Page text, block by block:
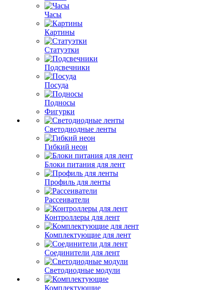
Часы
Картины
Статуэтки
Подсвечники
Посуда
Подносы
Фигурки
Светодиодные ленты
Гибкий неон
Блоки питания для лент
Профиль для ленты
Рассеиватели
Контроллеры для лент
Комплектующие для лент
Соединители для лент
Светодиодные модули
Комплектующие